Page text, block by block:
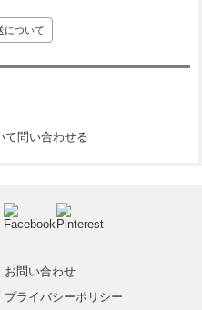
について
お問い合わせ
プライバシーポリシー